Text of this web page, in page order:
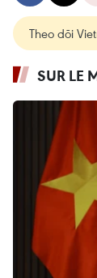
Theo dõi
SUR LE